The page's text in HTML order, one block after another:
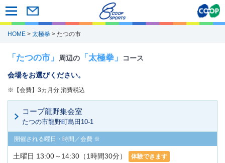
HOME > 太極拳 > たつの市
「たつの市」 周辺の 「太極拳」 コース
会場をお選びください。
※【会費】3カ月分 消費税込
コープ龍野集会室
たつの市龍野町島田10-1
土曜日 13:00～14:30（1時間30分） 体験できます